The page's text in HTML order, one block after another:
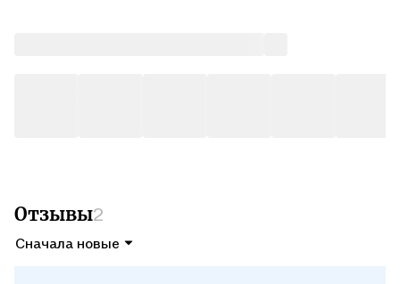
Отзывы2
Сначала новые